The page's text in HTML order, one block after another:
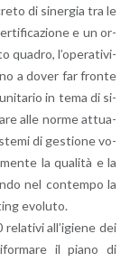
di si­ner­gia tra le
e un or­
qua­dro, l’o­pe­ra­ti­vi­
a dover far fron­te
in tema di si­
alle norme at­tua­
di ge­stio­ne vo­
la qua­li­tà e la
nel con­tem­po la
evo­lu­to.
al­l’i­gie­ne dei
il piano di